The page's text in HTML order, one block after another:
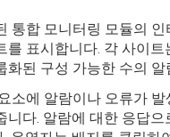
통합 모니터링 모듈의
를 표시합니다. 각 사이
화된 구성 가능한 수의
소에 알람이나 오류가
니다. 알람에 대한 응답